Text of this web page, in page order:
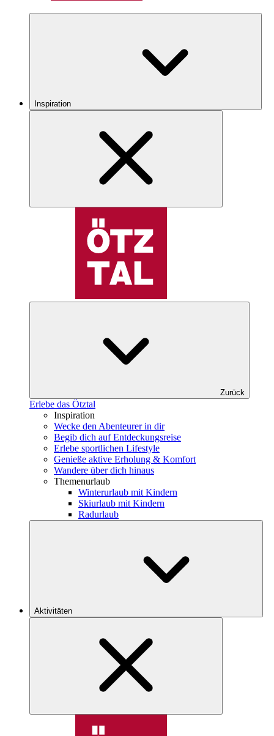
Inspiration
Zurück
Erlebe das Ötztal
Inspiration
Wecke den Abenteurer in dir
Begib dich auf Entdeckungsreise
Erlebe sportlichen Lifestyle
Genieße aktive Erholung & Komfort
Wandere über dich hinaus
Themenurlaub
Winterurlaub mit Kindern
Skiurlaub mit Kindern
Radurlaub
Aktivitäten